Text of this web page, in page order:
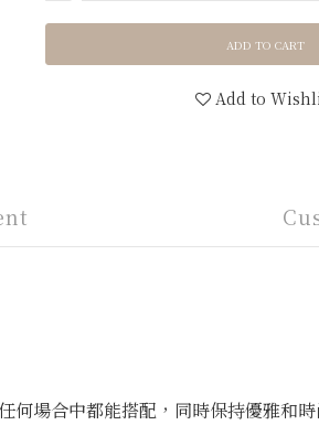
ADD TO CART
Add to
場合中都能搭配，同時保持優雅和時